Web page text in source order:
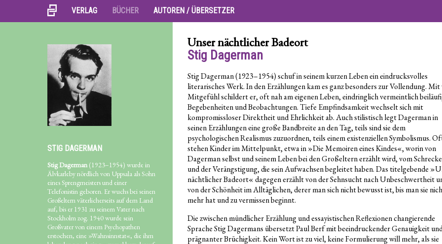
VERLAG BÜCHER AUTOREN / ÜBERSETZER
Unser nächtlicher Badeort
Stig Dagerman
Stig Dagerman (1923–1954) schuf in seinem kurzen Leben ein eindrucksvolles
literarisches Werk. In den Erzählungen kam es ganz besonders zur Vollendung. Mit
Mitgefühl schildert er, oft nah am eigenen Leben, eindringlich vermeintlich
Begebenheiten und Beobachtungen. Tiefe Empfindsamkeit wechselt sich mit
kompromissloser Direktheit und Ehrlichkeit ab. Auch stilistisch legt Dagerman in
seinen Erzählungen eine große Bandbreite an den Tag, teils sind sie dem
psychologischen Realismus zuzuordnen, teils einem existenziellen Symbolismus.
stehen Kinder im Mittelpunkt, etwa in »Die Memoiren eines Kindes«, worin von
Dagerman selbst und seinem Leben bei den Großeltern erzählt wird, vom
und der Verängstigung, die sein Aufwachsen begleitet haben. Das titelgebende
nächtlicher Badeort« dagegen erzählt von der Sehnsucht nach Unbeschwertheit
von der Schönheit im Alltäglichen, derer man sich nicht bewusst ist, bis man sie
mehr hat und zu vermissen beginnt.
Die zwischen mündlicher Erzählung und essayistischen Reflexionen changierende
Sprache Stig Dagermans übersetzt Paul Berf mit beeindruckender Genauigkeit
prägnanter Brüchigkeit. Kein Wort ist zu viel, keine Formulierung will mehr, als sie
STIG DAGERMAN
Stig Dagerman(1923–1954) wurde in
Älvkarleby nördlich von Uppsala als Sohn
eines Sprengmeisters und einer
Telefonistin geboren. Er wuchs bei seinen
Großeltern väterlicherseits auf dem Land
auf, bis er 1931 zu seinem Vater nach
Stockholm zog. 1940 wurde sein
Großvater von einem Psychopathen
erstochen, eine »Wahnsinnstat«, die ihm